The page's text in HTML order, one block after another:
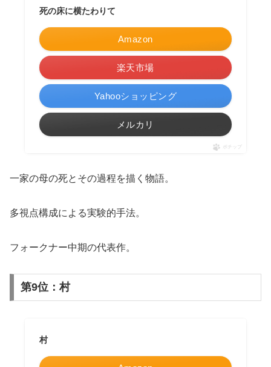
死の床に横たわりて
Amazon
楽天市場
Yahooショッピング
メルカリ
ポチップ
一家の母の死とその過程を描く物語。
多視点構成による実験的手法。
フォークナー中期の代表作。
第9位：村
村